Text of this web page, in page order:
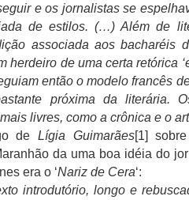
e os jornalistas se
de estilos. (…) Além de
associada aos bacharéis
herdeiro de uma certa retórica
então o modelo francês
próxima da literária.
livres, como a crônica e o
de Lígia Guimarães[1]
da uma boa idéia do
era o ‘Nariz de Cera‘:
introdutório, longo e